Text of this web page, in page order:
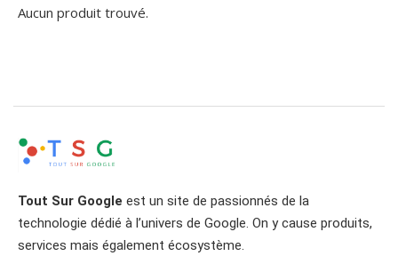
Aucun produit trouvé.
Tout Sur Google est un site de passionnés de la
technologie dédié à l’univers de Google. On y cause produits,
services mais également écosystème.